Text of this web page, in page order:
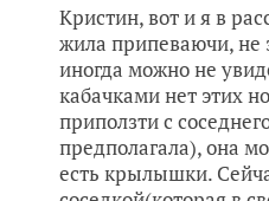
Кристин, вот и я в
жила припеваючи, не
иногда можно не
кабачками нет этих
приползти с
предполагала), она
есть крылышки.